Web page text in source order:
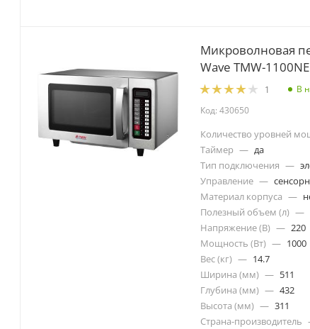
Микроволновая
Wave TMW-
1
В
Код: 430650
Количество уровней
Таймер — да
Тип подключения —
Управление —
Материал корпуса —
Полезный объем (л) —
Напряжение (В) — 220
Мощность (Вт) — 1000
Вес (кг) — 14.7
Ширина (мм) — 511
Глубина (мм) — 432
Высота (мм) — 311
Страна-производитель